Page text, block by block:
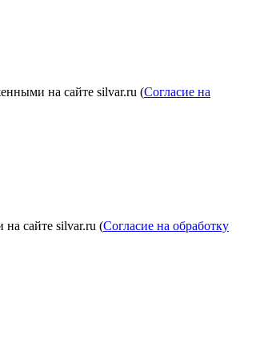
на сайте silvar.ru (Согласие на
сайте silvar.ru (Согласие на обработку